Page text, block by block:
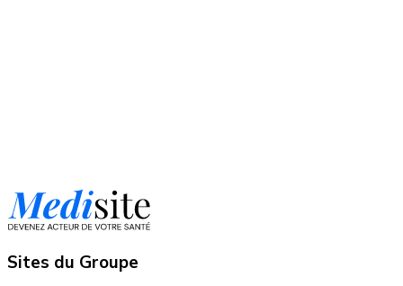
Sites du Groupe